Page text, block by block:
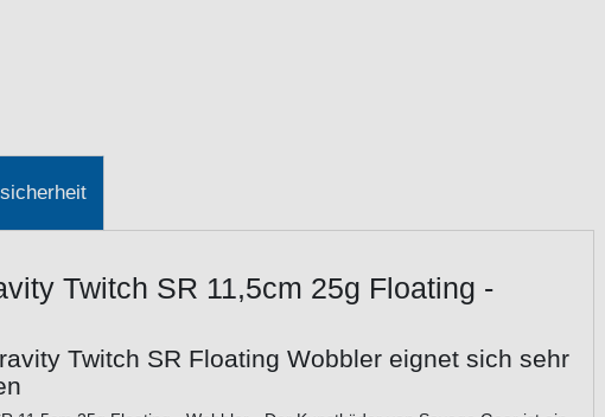
Twitch SR 11,5cm 25g Floating -
Twitch SR Floating Wobbler eignet sich sehr